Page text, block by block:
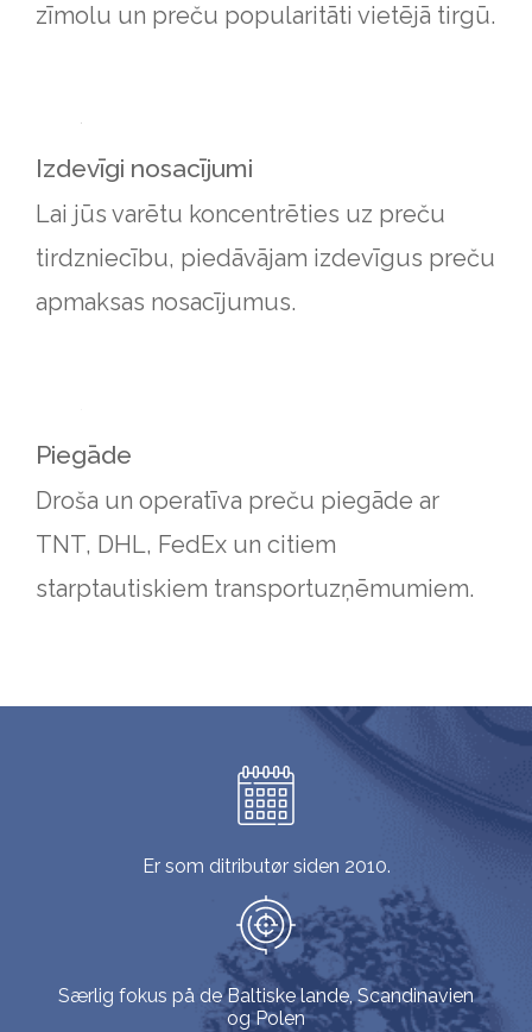
zīmolu un preču popularitāti vietējā tirgū.
Izdevīgi nosacījumi
Lai jūs varētu koncentrēties uz preču
tirdzniecību, piedāvājam izdevīgus preču
apmaksas nosacījumus.
Piegāde
Droša un operatīva preču piegāde ar
TNT, DHL, FedEx un citiem
starptautiskiem transportuzņēmumiem.
Er som ditributør siden 2010.
Særlig fokus på de Baltiske lande, Scandinavien
og Polen